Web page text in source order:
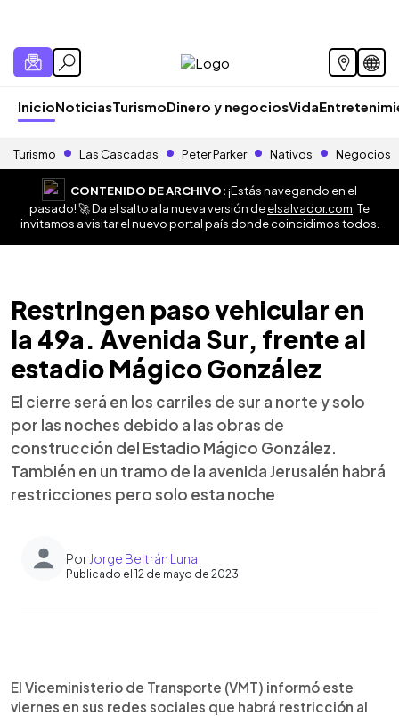
InicioNoticiasTurismoDinero y negociosVida
Turismo Las Cascadas Peter Parker Nativos Negocios
CONTENIDO DE ARCHIVO:¡Estás navegando en el
pasado! 🚀 Da el salto a la nueva versión deelsalvador.com . Te
invitamos a visitar el nuevo portal país donde coincidimos todos.
Restringen paso vehicular en
la 49a. Avenida Sur, frente al
estadio Mágico González
El cierre será en los carriles de sur a norte y solo
por las noches debido a las obras de
construcción del Estadio Mágico González.
También en un tramo de la avenida Jerusalén habrá
restricciones pero solo esta noche
Por Jorge Beltrán Luna
Publicado el 12 de mayo de 2023
Escuchar artículo
El Viceministerio de Transporte (VMT) informó este
viernes en sus redes sociales que habrá restricción al